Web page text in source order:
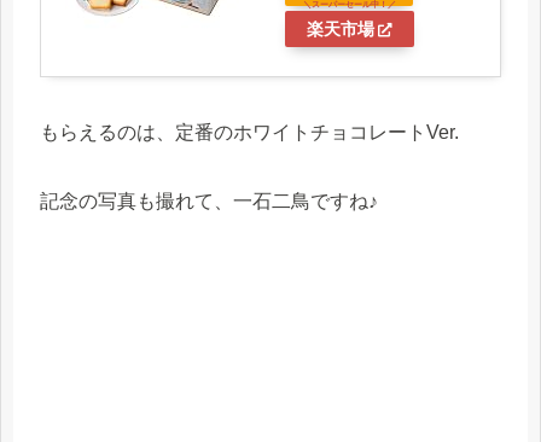
楽天市場
もらえるのは、定番のホワイトチョコレートVer.
記念の写真も撮れて、一石二鳥ですね♪